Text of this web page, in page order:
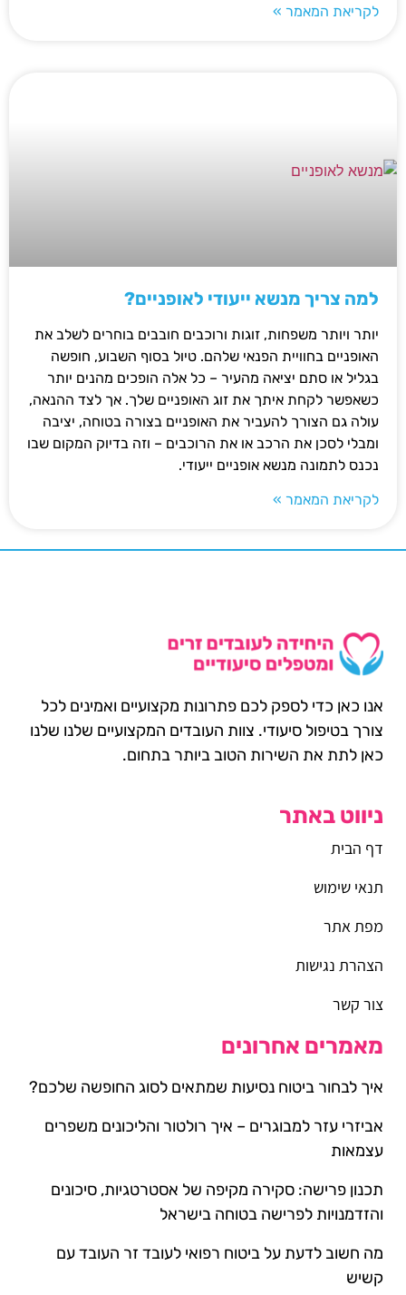
לקריאת המאמר »
למה צריך מנשא ייעודי לאופניים?
יותר ויותר משפחות, זוגות ורוכבים חובבים בוחרים לשלב את
האופניים בחוויית הפנאי שלהם. טיול בסוף השבוע, חופשה
בגליל או סתם יציאה מהעיר – כל אלה הופכים מהנים יותר
כשאפשר לקחת איתך את זוג האופניים שלך. אך לצד ההנאה,
עולה גם הצורך להעביר את האופניים בצורה בטוחה, יציבה
ומבלי לסכן את הרכב או את הרוכבים – וזה בדיוק המקום שבו
נכנס לתמונה מנשא אופניים ייעודי.
לקריאת המאמר »
אנו כאן כדי לספק לכם פתרונות מקצועיים ואמינים לכל
צורך בטיפול סיעודי. צוות העובדים המקצועיים שלנו שלנו
כאן לתת את השירות הטוב ביותר בתחום.
ניווט באתר
דף הבית
תנאי שימוש
מפת אתר
הצהרת נגישות
צור קשר
מאמרים אחרונים
איך לבחור ביטוח נסיעות שמתאים לסוג החופשה שלכם?
אביזרי עזר למבוגרים – איך רולטור והליכונים משפרים
עצמאות
תכנון פרישה: סקירה מקיפה של אסטרטגיות, סיכונים
והזדמנויות לפרישה בטוחה בישראל
מה חשוב לדעת על ביטוח רפואי לעובד זר העובד עם
קשיש